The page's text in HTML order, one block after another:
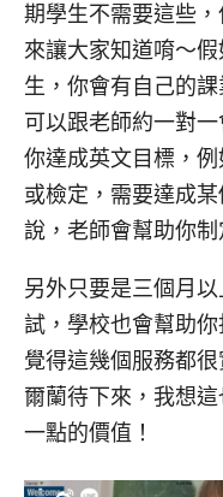
期學生不需要這些
來讓大家知道唷～
生，你會有自己的
可以跟老師約一對
你達成英文目標，
或檢定，需要達成
說，老師會幫助你制
另外只要是三個月
試，學校也會幫助
覺得這幾個服務都
爾蘭待下來，我想
一點的價值！